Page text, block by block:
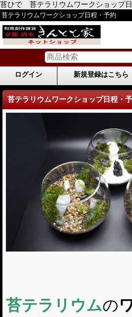
苔ひで 苔テラリウムワークショップ
苔テラリウムワークショップ日程・予約
ログイン 新規登録はこちら
苔テラリウムワークショップ日程・
苔テラリウムの